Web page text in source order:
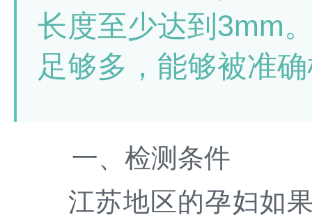
长度至少达到3mm
足够多，能够被准
一、检测条件
江苏地区的孕妇如果